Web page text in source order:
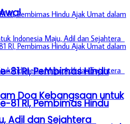
81 RI, Pembimas Hindu
Doa Kebangsaan untuk
Adil dan Sejahtera
81 RI, Pembimas Hindu